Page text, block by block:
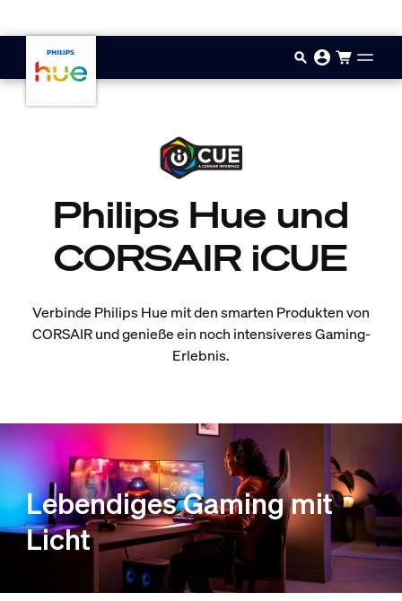
Philips Hue und
CORSAIR iCUE
Verbinde Philips Hue mit den smarten Produkten von
CORSAIR und genieße ein noch intensiveres Gaming-
Erlebnis.
Lebendiges Gaming mit
Licht